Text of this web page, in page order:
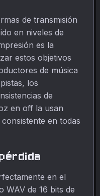
de transmisión
en niveles de
es la
estos objetivos
de música
los
de
en off la usan
en todas
en el
WAV de 16 bits de